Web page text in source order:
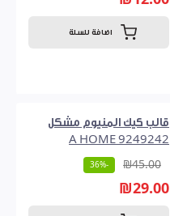
اضافة للسلة
قالب كيك المنيوم مشكل
9249242 A HOME
₪45.00
-36%
₪29.00